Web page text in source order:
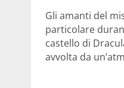
Gli amanti del
particolare
castello di
avvolta da